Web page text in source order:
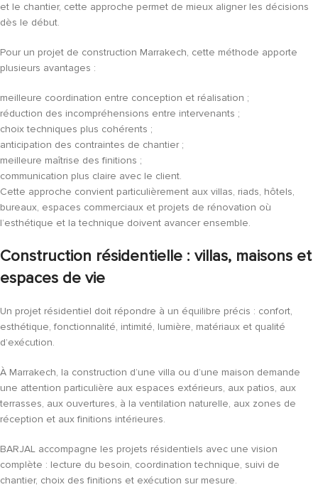
et le chantier, cette approche permet de mieux aligner les décisions
dès le début.
Pour un projet de construction Marrakech, cette méthode apporte
plusieurs avantages :
meilleure coordination entre conception et réalisation ;
réduction des incompréhensions entre intervenants ;
choix techniques plus cohérents ;
anticipation des contraintes de chantier ;
meilleure maîtrise des finitions ;
communication plus claire avec le client.
Cette approche convient particulièrement aux villas, riads, hôtels,
bureaux, espaces commerciaux et projets de rénovation où
l’esthétique et la technique doivent avancer ensemble.
Construction résidentielle : villas, maisons et
espaces de vie
Un projet résidentiel doit répondre à un équilibre précis : confort,
esthétique, fonctionnalité, intimité, lumière, matériaux et qualité
d’exécution.
À Marrakech, la construction d’une villa ou d’une maison demande
une attention particulière aux espaces extérieurs, aux patios, aux
terrasses, aux ouvertures, à la ventilation naturelle, aux zones de
réception et aux finitions intérieures.
BARJAL accompagne les projets résidentiels avec une vision
complète : lecture du besoin, coordination technique, suivi de
chantier, choix des finitions et exécution sur mesure.